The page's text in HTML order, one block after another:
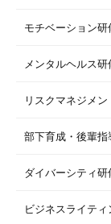
モチベーション研
メンタルヘルス研
リスクマネジメ
部下育成・後輩指
ダイバーシティ研
ビジネスライテ